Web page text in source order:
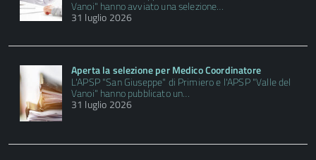
Vanoi" hanno avviato una selezione…
31 luglio 2026
Aperta la selezione per Medico Coordinatore
L'APSP "San Giuseppe" di Primiero e l'APSP "Valle del
Vanoi" hanno pubblicato un…
31 luglio 2026